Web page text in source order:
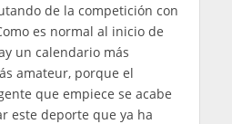
de la competición con
es normal al inicio de
un calendario más
amateur, porque el
que empiece se acabe
este deporte que ya ha